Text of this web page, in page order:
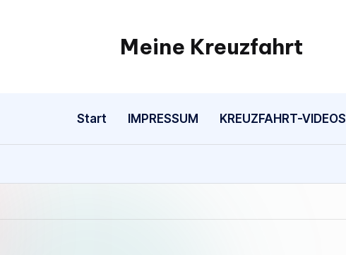
Meine Kreuzfahrt
...alles
über
Kreuzfahrten
solltest
Start IMPRESSUM KREUZFAHRT-VIDEOS